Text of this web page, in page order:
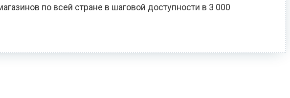
по всей стране в шаговой доступности в 3 000